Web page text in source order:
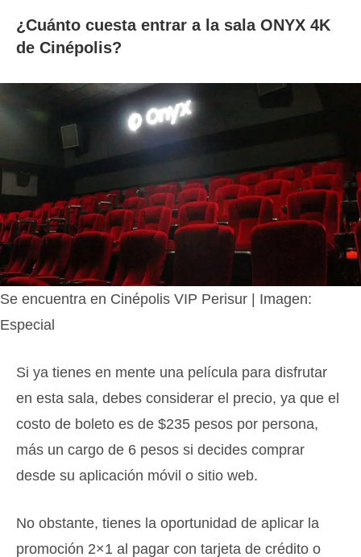
¿Cuánto cuesta entrar a la sala ONYX 4K
de Cinépolis?
Se encuentra en Cinépolis VIP Perisur | Imagen:
Especial
Si ya tienes en mente una película para disfrutar
en esta sala, debes considerar el precio, ya que el
costo de boleto es de $235 pesos por persona,
más un cargo de 6 pesos si decides comprar
desde su aplicación móvil o sitio web.
No obstante, tienes la oportunidad de aplicar la
promoción 2×1 al pagar con tarjeta de crédito o